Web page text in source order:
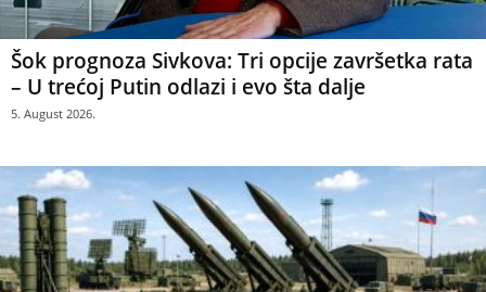
Šok prognoza Sivkova: Tri opcije završetka rata
– U trećoj Putin odlazi i evo šta dalje
5. August 2026.